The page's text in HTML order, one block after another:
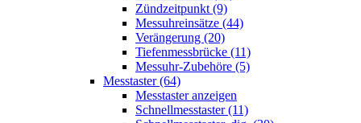
Zündzeitpunkt (9)
Messuhreinsätze (44)
Verängerung (20)
Tiefenmessbrücke (11)
Messuhr-Zubehöre (5)
Messtaster (64)
Messtaster anzeigen
Schnellmesstaster (11)